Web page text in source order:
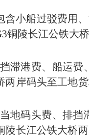
小船过驳费用
铜陵长江公铁大
港费、船运费
岸码头至工地
码头费、排挡
长江公铁大桥